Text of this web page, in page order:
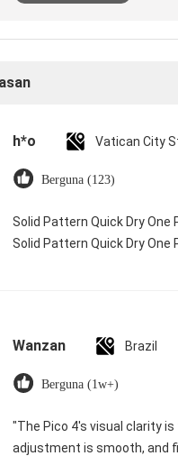
h*o
Berguna (123)
Solid Pattern Quick Dry
Solid Pattern Quick Dry
Wanzan Brazil
Berguna (1w+)
"The Pico 4's visual clarity
adjustment is smooth, and